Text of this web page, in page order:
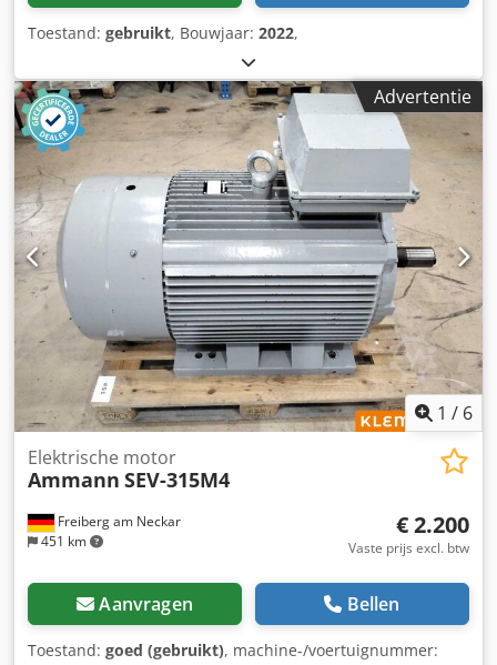
Toestand: gebruikt, Bouwjaar: 2022,
Advertentie
1 / 6
Freiberg am Neckar
451 km
Elektrische motor
Ammann SEV-315M4
€ 2.200
Vaste prijs excl. btw
Aanvragen Bellen
Toestand: goed (gebruikt), machine-/voertuignummer: